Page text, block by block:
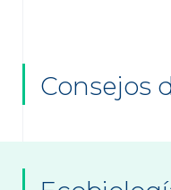
Consejos